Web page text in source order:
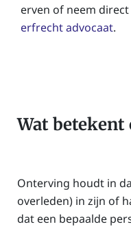
erven of neem
erfrecht advocaat.
Wat betekent
Onterving houdt in
overleden) in zijn of
dat een bepaalde